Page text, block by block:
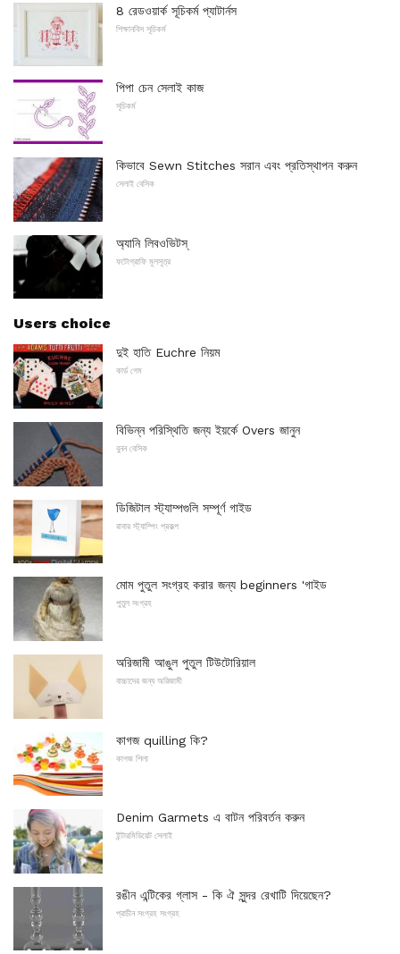
8 রেডওয়ার্ক সূচিকর্ম প্যাটার্নস
শিক্ষানবিস সূচিকর্ম
পিপা চেন সেলাই কাজ
সূচিকর্ম
কিভাবে Sewn Stitches সরান এবং প্রতিস্থাপন করুন
সেলাই বেসিক
অ্যানি লিবওভিটস্
ফটোগ্রাফি মূলসূত্র
Users choice
দুই হাতি Euchre নিয়ম
কার্ড গেম
বিভিন্ন পরিস্থিতি জন্য ইয়র্কে Overs জানুন
বুনন বেসিক
ডিজিটাল স্ট্যাম্পগুলি সম্পূর্ণ গাইড
রাবার স্ট্যাম্পিং প্রকল্প
মোম পুতুল সংগ্রহ করার জন্য beginners 'গাইড
পুতুল সংগ্রহ
অরিজামী আঙুল পুতুল টিউটোরিয়াল
বাচ্চাদের জন্য অরিজামী
কাগজ quilling কি?
কাগজ শিলা
Denim Garmets এ বাটন পরিবর্তন করুন
ইন্টারমিডিয়েট সেলাই
রঙীন এন্টিকের গ্লাস - কি ঐ সুন্দর রেখাটি দিয়েছেন?
প্রাচীন সংগ্রহ সংগ্রহ